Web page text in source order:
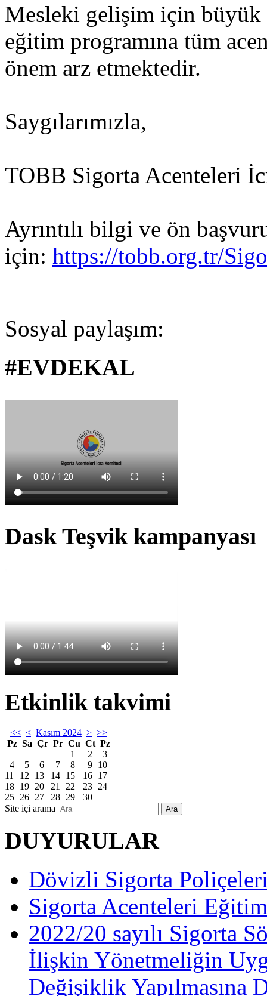
Mesleki gelişim için büyük
eğitim programına tüm
önem arz etmektedir.
Saygılarımızla,
TOBB Sigorta
Ayrıntılı bilgi ve ön
için: https://tobb.org.tr/
Sosyal paylaşım:
#EVDEKAL
Dask Teşvik kampanyası
Etkinlik takvimi
<< < Kasım 2024 > >>
Pz Sa Çr Pr Cu Ct Pz
1
2
3
4
5 6 7 8 9 10
11
12 13 14 15 16 17
18 19 20 21 22 23 24
25 26 27 28 29
30
Site içi arama
Ara
DUYURULAR
Dövizli Sigorta
Sigorta Acenteleri
2022/20 sayılı Sigorta
İlişkin Yönetmeliğin
Değişiklik Yapılmasına